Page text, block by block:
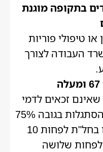
בתקופה מוגנת
טיפולי פוריות
העבודה לצורך
67 ומעלה שאינם זכאים לדמי
אבטלה, יקבלו מענק הסתגלות בגובה 75%
מהשכר, בתנאי ששהו בחל"ת לפחות 10
לפחות שלושה